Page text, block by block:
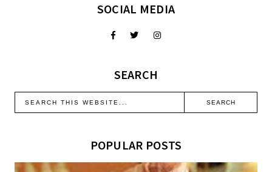
SOCIAL MEDIA
SEARCH
POPULAR POSTS